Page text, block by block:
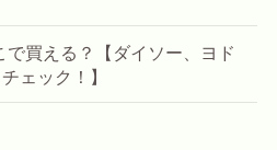
買える？【ダイソー、ヨド
ェック！】